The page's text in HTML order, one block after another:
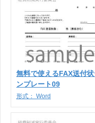
無料で使えるFAX送付
ンプレート09
形式： Word